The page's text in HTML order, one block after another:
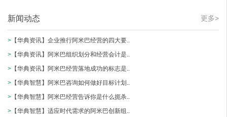
更多>
新闻动态
> 【华典资讯】企业推行阿米巴经营的四大要..
> 【华典资讯】阿米巴组织划分和经营会计是..
> 【华典资讯】阿米巴经营落地成功的标志是..
> 【华典智慧】阿米巴咨询如何做好目标计划..
> 【华典智慧】阿米巴经营告诉你是什么扼杀..
> 【华典智慧】适应时代需求的阿米巴创新组..